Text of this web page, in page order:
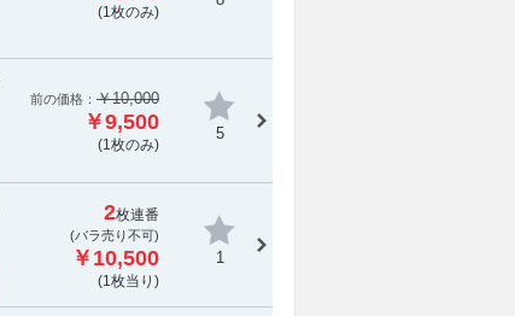
(1枚のみ)
前の価格： ￥10,000
￥9,500
(1枚のみ)
5
2枚連番
(バラ売り不可)
￥10,500
(1枚当り)
1